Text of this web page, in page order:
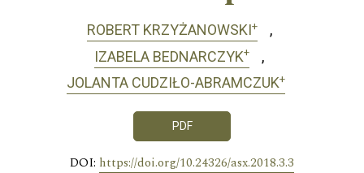
ROBERT KRZYŻANOWSKI+
IZABELA BEDNARCZYK+
JOLANTA CUDZIŁO-ABRAMCZUK+
PDF
DOI: https://doi.org/10.24326/asx.2018.3.3